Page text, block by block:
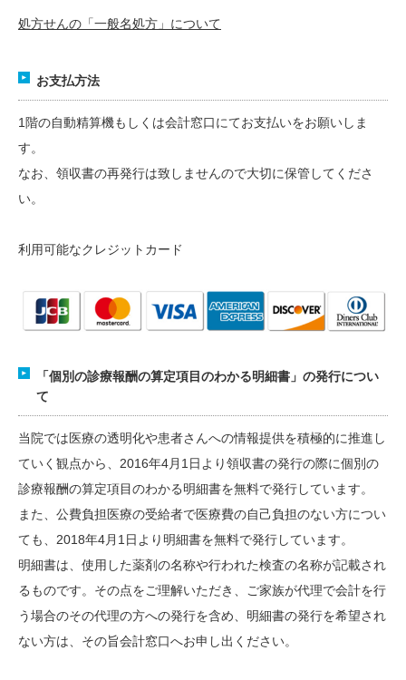
処方せんの「一般名処方」について
お支払方法
1階の自動精算機もしくは会計窓口にてお支払いをお願いしま
す。
なお、領収書の再発行は致しませんので大切に保管してくださ
い。
利用可能なクレジットカード
「個別の診療報酬の算定項目のわかる明細書」の発行につい
て
当院では医療の透明化や患者さんへの情報提供を積極的に推進し
ていく観点から、2016年4月1日より領収書の発行の際に個別の
診療報酬の算定項目のわかる明細書を無料で発行しています。
また、公費負担医療の受給者で医療費の自己負担のない方につい
ても、2018年4月1日より明細書を無料で発行しています。
明細書は、使用した薬剤の名称や行われた検査の名称が記載され
るものです。その点をご理解いただき、ご家族が代理で会計を行
う場合のその代理の方への発行を含め、明細書の発行を希望され
ない方は、その旨会計窓口へお申し出ください。